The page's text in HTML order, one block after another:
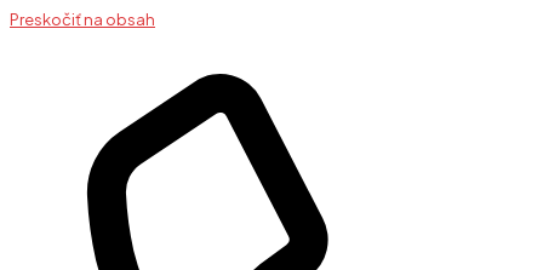
Preskočiť na obsah